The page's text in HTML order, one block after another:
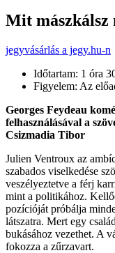
Mit mászkálsz
jegyvásárlás a jegy.hu-n
Időtartam: 1 óra
Figyelem: Az
Georges Feydeau
felhasználásával a
Csizmadia Tibor
Julien Ventroux az
szabados viselkedése
veszélyeztetve a férj
mint a politikához.
pozícióját próbálja
látszatra. Mert egy
bukásához vezethet. A
fokozza a zűrzavart.